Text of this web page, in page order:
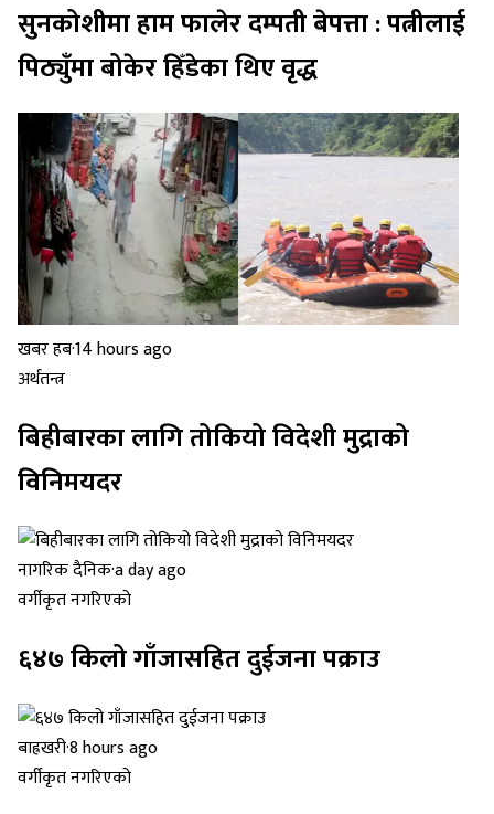
सुनकोशीमा हाम फालेर दम्पती बेपत्ता : पत्नीलाई
पिठ्युँमा बोकेर हिँडेका थिए वृद्ध
खबर हब·14 hours ago
अर्थतन्त्र
बिहीबारका लागि तोकियो विदेशी मुद्राको
विनिमयदर
नागरिक दैनिक·a day ago
वर्गीकृत नगरिएको
६४७ किलो गाँजासहित दुईजना पक्राउ
बाह्रखरी·8 hours ago
वर्गीकृत नगरिएको